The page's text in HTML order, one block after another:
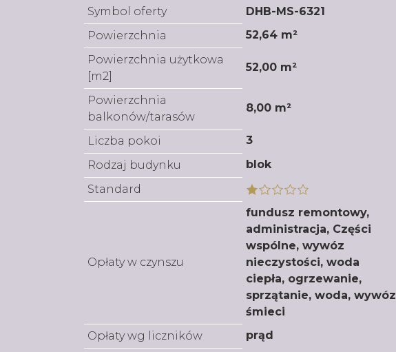
Symbol oferty
DHB-MS-6321
Powierzchnia
52,64 m²
Powierzchnia użytkowa
[m2]
52,00 m²
Powierzchnia
balkonów/tarasów
8,00 m²
Liczba pokoi
3
Rodzaj budynku
blok
Standard
Opłaty w czynszu
fundusz remontowy,
administracja, Części
wspólne, wywóz
nieczystości, woda
ciepła, ogrzewanie,
sprzątanie, woda, wywóz
śmieci
Opłaty wg liczników
prąd